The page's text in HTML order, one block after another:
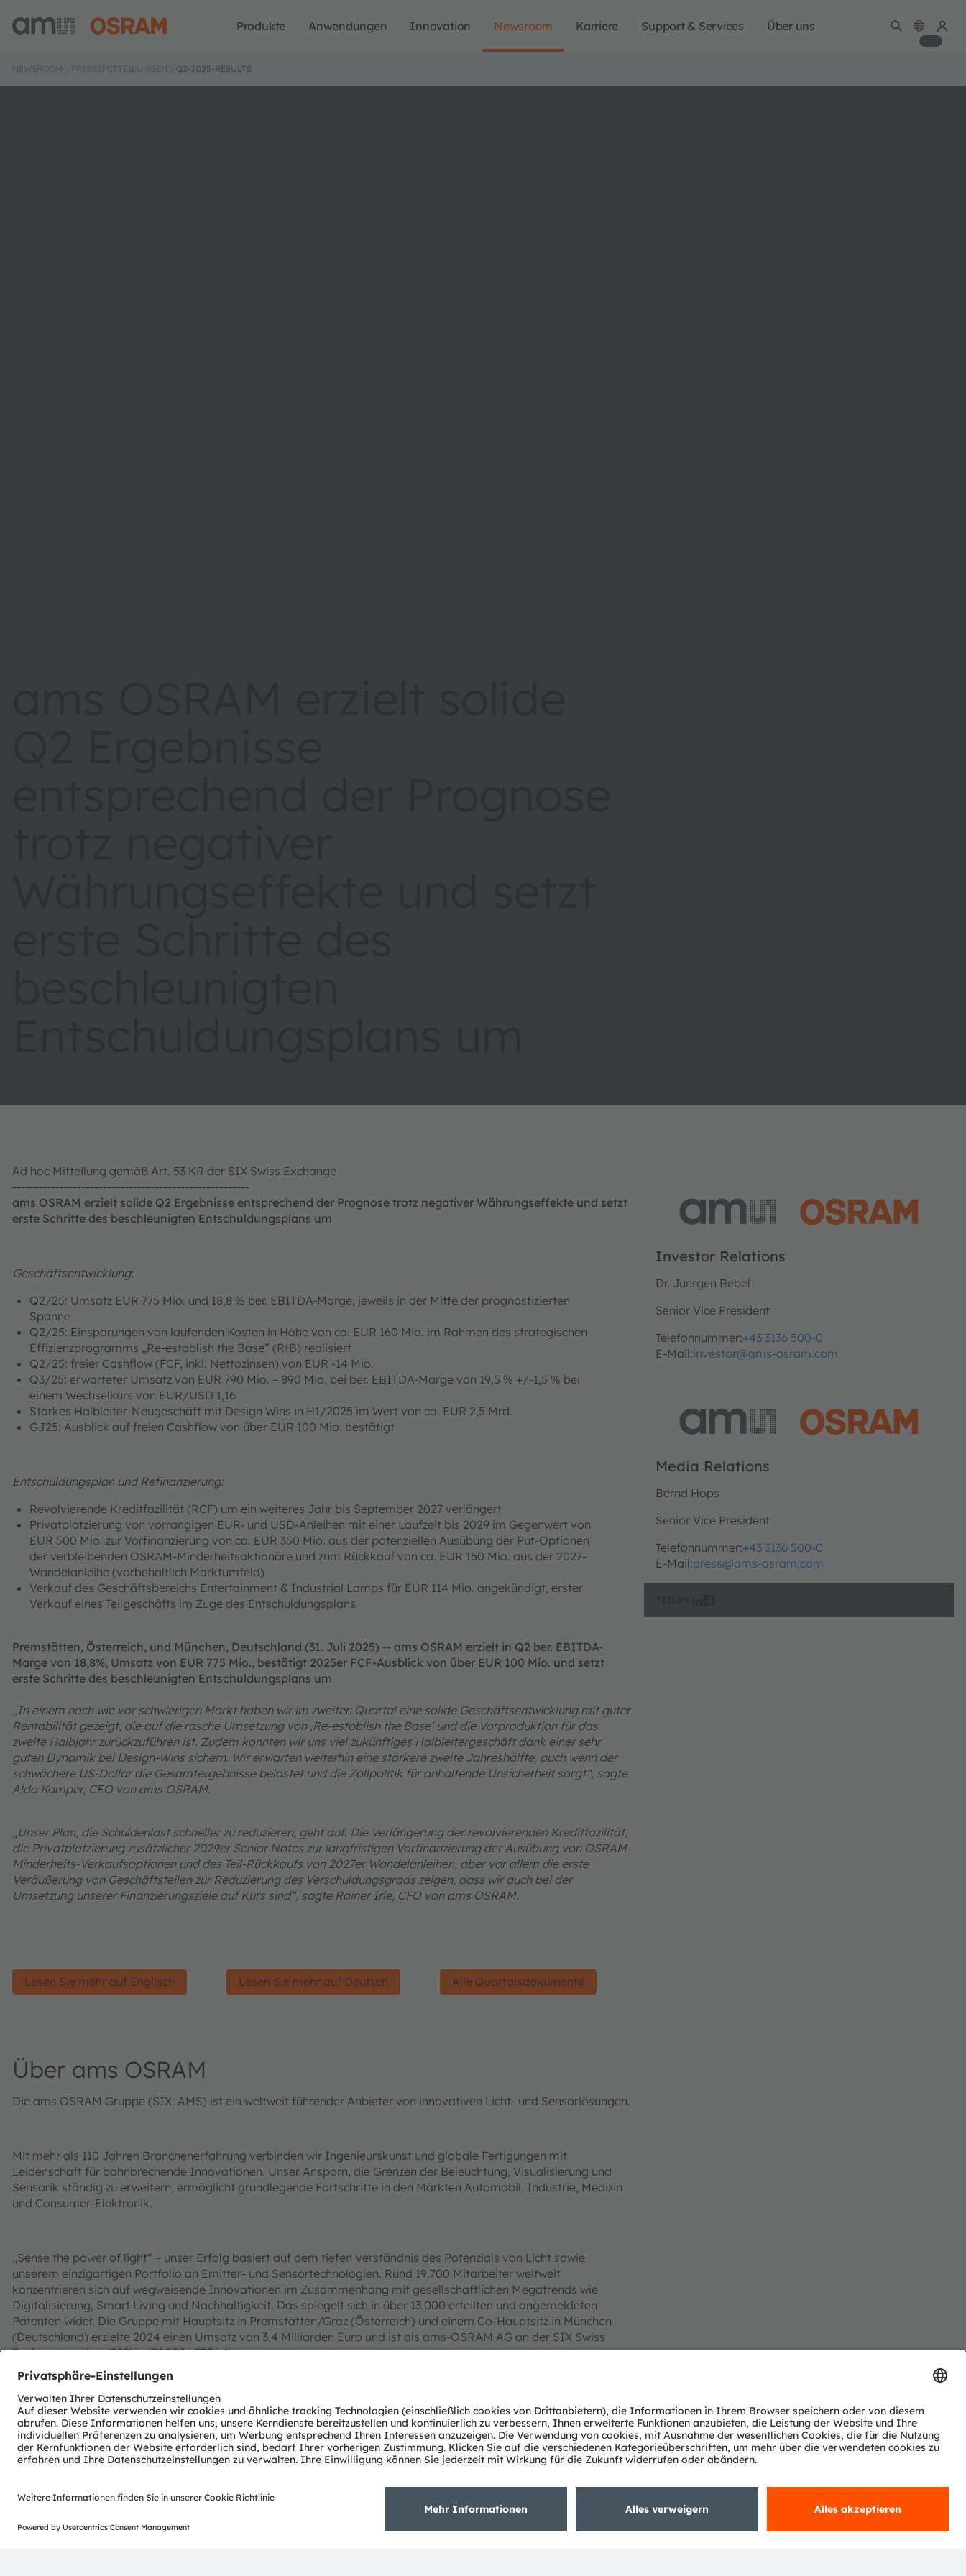
Produkte Anwendungen Innovation Newsroom Karriere Support & Services Über uns
NEWSROOM PRESSEMITTEILUNGEN Q2-2025-RESULTS
Ad hoc Mitteilung gemäß Art. 53 KR der SIX Swiss Exchange
-------------------------------------------------------
ams OSRAM erzielt solide Q2 Ergebnisse entsprechend der Prognose trotz negativer Währungseffekte und setzt
erste Schritte des beschleunigten Entschuldungsplans um​​​​​​​
Geschäftsentwicklung:
Q2/25: Umsatz EUR 775 Mio. und 18,8 % ber. EBITDA-Marge, jeweils in der Mitte der prognostizierten
Spanne
Q2/25: Einsparungen von laufenden Kosten in Höhe von ca. EUR 160 Mio. im Rahmen des strategischen
Effizienzprogramms „Re-establish the Base“ (RtB) realisiert
Q2/25: freier Cashflow (FCF, inkl. Nettozinsen) von EUR -14 Mio.
Q3/25: erwarteter Umsatz von EUR 790 Mio. – 890 Mio. bei ber. EBITDA-Marge von 19,5 % +/-1,5 % bei
einem Wechselkurs von EUR/USD 1,16
Starkes Halbleiter-Neugeschäft mit Design Wins in H1/2025 im Wert von ca. EUR 2,5 Mrd.
GJ25: Ausblick auf freien Cashflow von über EUR 100 Mio. bestätigt
Entschuldungsplan und Refinanzierung:
Revolvierende Kreditfazilität (RCF) um ein weiteres Jahr bis September 2027 verlängert
Privatplatzierung von vorrangigen EUR- und USD-Anleihen mit einer Laufzeit bis 2029 im Gegenwert von
EUR 500 Mio. zur Vorfinanzierung von ca. EUR 350 Mio. aus der potenziellen Ausübung der Put-Optionen
der verbleibenden OSRAM-Minderheitsaktionäre und zum Rückkauf von ca. EUR 150 Mio. aus der 2027-
Wandelanleihe (vorbehaltlich Marktumfeld)
Verkauf des Geschäftsbereichs Entertainment & Industrial Lamps für EUR 114 Mio. angekündigt, erster
Verkauf eines Teilgeschäfts im Zuge des Entschuldungsplans
Premstätten, Österreich, und München, Deutschland (31. Juli 2025) -- ams OSRAM erzielt in Q2 ber. EBITDA-
Marge von 18,8%, Umsatz von EUR 775 Mio., bestätigt 2025er FCF-Ausblick von über EUR 100 Mio. und setzt
erste Schritte des beschleunigten Entschuldungsplans um
„In einem nach wie vor schwierigen Markt haben wir im zweiten Quartal eine solide Geschäftsentwicklung mit guter
Rentabilität gezeigt, die auf die rasche Umsetzung von ‚Re-establish the Base‘ und die Vorproduktion für das
zweite Halbjahr zurückzuführen ist. Zudem konnten wir uns viel zukünftiges Halbleitergeschäft dank einer sehr
guten Dynamik bei Design-Wins sichern. Wir erwarten weiterhin eine stärkere zweite Jahreshälfte, auch wenn der
schwächere US-Dollar die Gesamtergebnisse belastet und die Zollpolitik für anhaltende Unsicherheit sorgt“, sagte
Aldo Kamper, CEO von ams OSRAM.
„Unser Plan, die Schuldenlast schneller zu reduzieren, geht auf. Die Verlängerung der revolvierenden Kreditfazilität,
die Privatplatzierung zusätzlicher 2029er Senior Notes zur langfristigen Vorfinanzierung der Ausübung von OSRAM-
Minderheits-Verkaufsoptionen und des Teil-Rückkaufs von 2027er Wandelanleihen, aber vor allem die erste
Veräußerung von Geschäftsteilen zur Reduzierung des Verschuldungsgrads zeigen, dass wir auch bei der
Umsetzung unserer Finanzierungsziele auf Kurs sind“, sagte Rainer Irle, CFO von ams OSRAM.
Lesen Sie mehr auf Englisch Lesen Sie mehr auf Deutsch Alle Quartalsdokumente
Über ams OSRAM
Die ams OSRAM Gruppe (SIX: AMS) ist ein weltweit führender Anbieter von innovativen Licht- und Sensorlösungen.
Mit mehr als 110 Jahren Branchenerfahrung verbinden wir Ingenieurskunst und globale Fertigungen mit
Leidenschaft für bahnbrechende Innovationen. Unser Ansporn, die Grenzen der Beleuchtung, Visualisierung und
Sensorik ständig zu erweitern, ermöglicht grundlegende Fortschritte in den Märkten Automobil, Industrie, Medizin
und Consumer-Elektronik.
„Sense the power of light“ – unser Erfolg basiert auf dem tiefen Verständnis des Potenzials von Licht sowie
unserem einzigartigen Portfolio an Emitter- und Sensortechnologien. Rund 19.700 Mitarbeiter weltweit
konzentrieren sich auf wegweisende Innovationen im Zusammenhang mit gesellschaftlichen Megatrends wie
Digitalisierung, Smart Living und Nachhaltigkeit. Das spiegelt sich in über 13.000 erteilten und angemeldeten
Patenten wider. Die Gruppe mit Hauptsitz in Premstätten/Graz (Österreich) und einem Co-Hauptsitz in München
(Deutschland) erzielte 2024 einen Umsatz von 3,4 Milliarden Euro und ist als ams-OSRAM AG an der SIX Swiss
Exchange notiert (ISIN: AT0000A3EPA4).
Mehr über uns erfahren Sie aufhttps://ams-osram.com
ams und OSRAM sind eingetragene Handelsmarken der ams OSRAM Gruppe. Zusätzlich sind viele unserer
übrigen hier genannten Namen von Unternehmen oder Produkten können Handelsmarken oder eingetragene
Investor Relations
Dr. Juergen Rebel
Senior Vice President
Telefonnummer:+43 3136 500-0
E-Mail:investor@ams-osram.com
Media Relations
Bernd Hops
Senior Vice President
Telefonnummer:+43 3136 500-0
E-Mail:press@ams-osram.com